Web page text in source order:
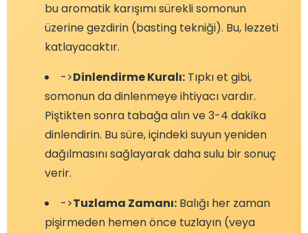
bu aromatik karışımı sürekli somonun
üzerine gezdirin (basting tekniği). Bu, lezzeti
katlayacaktır.
->Dinlendirme Kuralı: Tıpkı et gibi,
somonun da dinlenmeye ihtiyacı vardır.
Piştikten sonra tabağa alın ve 3-4 dakika
dinlendirin. Bu süre, içindeki suyun yeniden
dağılmasını sağlayarak daha sulu bir sonuç
verir.
->Tuzlama Zamanı: Balığı her zaman
pişirmeden hemen önce tuzlayın (veya